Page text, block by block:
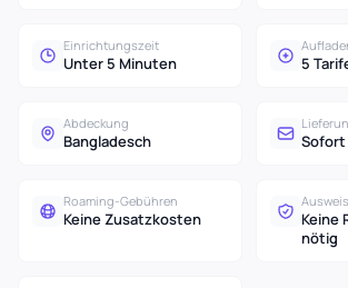
Einrichtungszeit
Unter 5 Minuten 5
Abdeckung
Bangladesch Sofort
Roaming-Gebühren
Keine Zusatzkosten
Keine
nötig